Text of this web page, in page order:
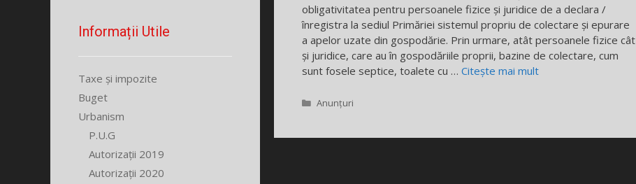
obligativitatea pentru persoanele fizice și juridice de a declara /
înregistra la sediul Primăriei sistemul propriu de colectare și epurare
a apelor uzate din gospodărie. Prin urmare, atât persoanele fizice cât
și juridice, care au în gospodăriile proprii, bazine de colectare, cum
sunt fosele septice, toalete cu … Citește mai mult
Categorii
Anunțuri
Informații Utile
Taxe și impozite
Buget
Urbanism
P.U.G
Autorizații 2019
Autorizații 2020